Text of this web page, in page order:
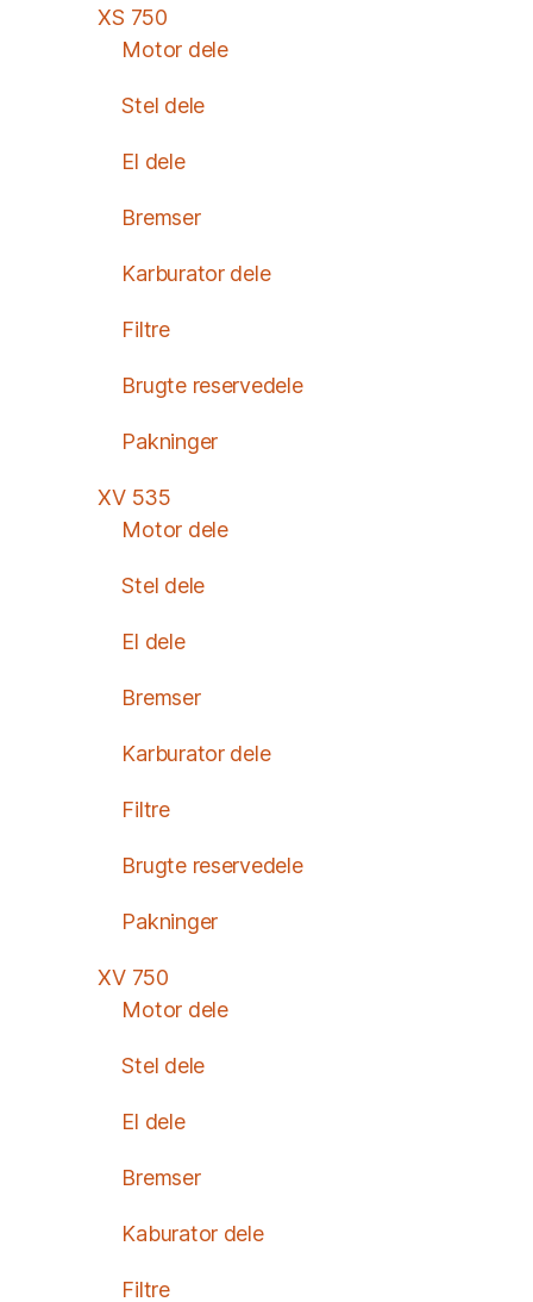
XS 750
Motor dele
Stel dele
El dele
Bremser
Karburator dele
Filtre
Brugte reservedele
Pakninger
XV 535
Motor dele
Stel dele
El dele
Bremser
Karburator dele
Filtre
Brugte reservedele
Pakninger
XV 750
Motor dele
Stel dele
El dele
Bremser
Kaburator dele
Filtre